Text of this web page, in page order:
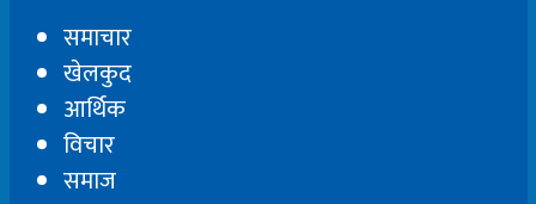
समाचार
खेलकुद
आर्थिक
विचार
समाज